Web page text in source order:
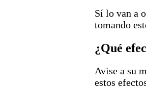
Sí lo van a
tomando
¿Qué
Avise a su
estos